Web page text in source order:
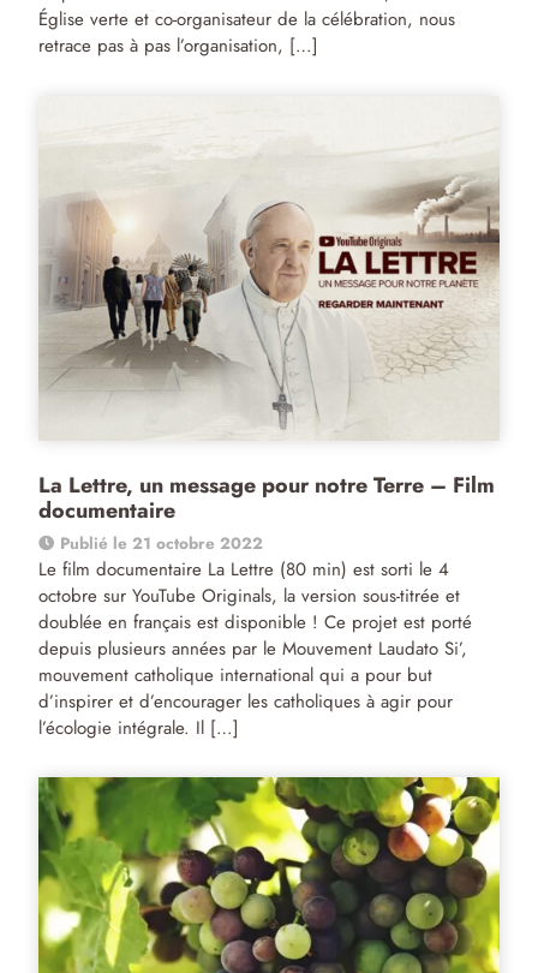
Église verte et co-organisateur de la célébration, nous
retrace pas à pas l’organisation, […]
La Lettre, un message pour notre Terre – Film
documentaire
Publié le 21 octobre 2022
Le film documentaire La Lettre (80 min) est sorti le 4
octobre sur YouTube Originals, la version sous-titrée et
doublée en français est disponible ! Ce projet est porté
depuis plusieurs années par le Mouvement Laudato Si’,
mouvement catholique international qui a pour but
d’inspirer et d’encourager les catholiques à agir pour
l’écologie intégrale. Il […]